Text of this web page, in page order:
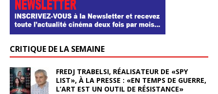
CRITIQUE DE LA SEMAINE
FREDJ TRABELSI, RÉALISATEUR DE «SPY
LIST», À LA PRESSE : «EN TEMPS DE GUERRE,
L’ART EST UN OUTIL DE RÉSISTANCE»